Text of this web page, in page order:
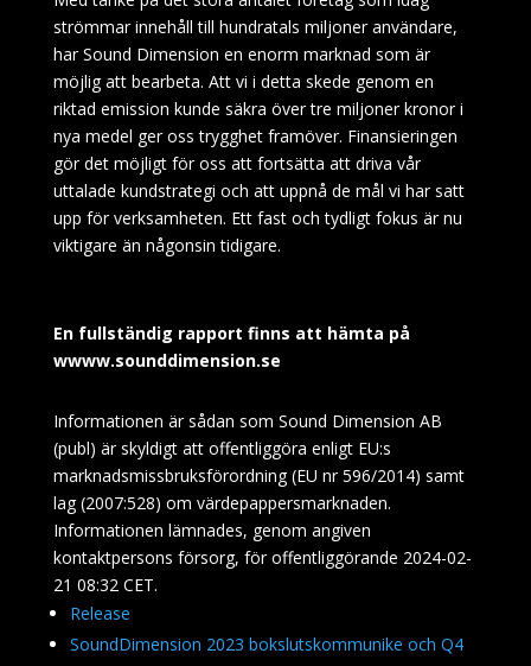
strömmar innehåll till hundratals miljoner användare,
har Sound Dimension en enorm marknad som är
möjlig att bearbeta. Att vi i detta skede genom en
riktad emission kunde säkra över tre miljoner kronor i
nya medel ger oss trygghet framöver. Finansieringen
gör det möjligt för oss att fortsätta att driva vår
uttalade kundstrategi och att uppnå de mål vi har satt
upp för verksamheten. Ett fast och tydligt fokus är nu
viktigare än någonsin tidigare.
En fullständig rapport finns att hämta på
wwww.sounddimension.se
Informationen är sådan som Sound Dimension AB
(publ) är skyldigt att offentliggöra enligt EU:s
marknadsmissbruksförordning (EU nr 596/2014) samt
lag (2007:528) om värdepappersmarknaden.
Informationen lämnades, genom angiven
kontaktpersons försorg, för offentliggörande 2024-02-
21 08:32 CET.
Release
SoundDimension 2023 bokslutskommunike och Q4